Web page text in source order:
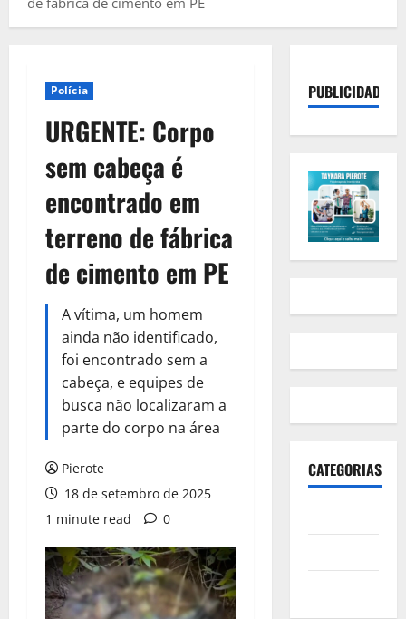
Polícia
URGENTE: Corpo
sem cabeça é
encontrado em
terreno de fábrica
de cimento em PE
A vítima, um homem
ainda não identificado,
foi encontrado sem a
cabeça, e equipes de
busca não localizaram a
parte do corpo na área
Pierote
18 de setembro de 2025
1 minute read
0
PUBLICIDADE
CATEGORIAS